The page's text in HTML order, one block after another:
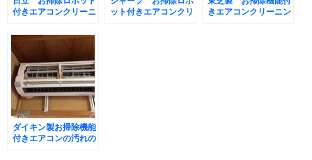
付きエアコンクリーニ
ット付きエアコンクリ
きエアコンクリーニン
ダイキン製お掃除機能
付きエアコンの汚れの